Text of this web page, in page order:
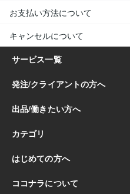
お支払い方法について
キャンセルについて